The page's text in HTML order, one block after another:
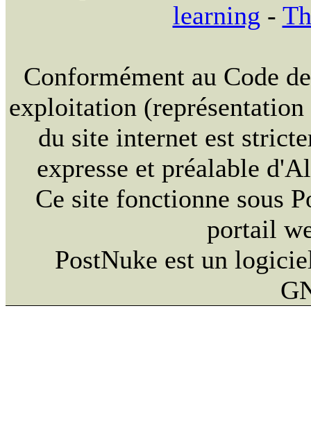
learning -
Conformément au Code
exploitation
du site internet est
expresse et préalable
Ce site fonctionne sous
portail
PostNuke est un